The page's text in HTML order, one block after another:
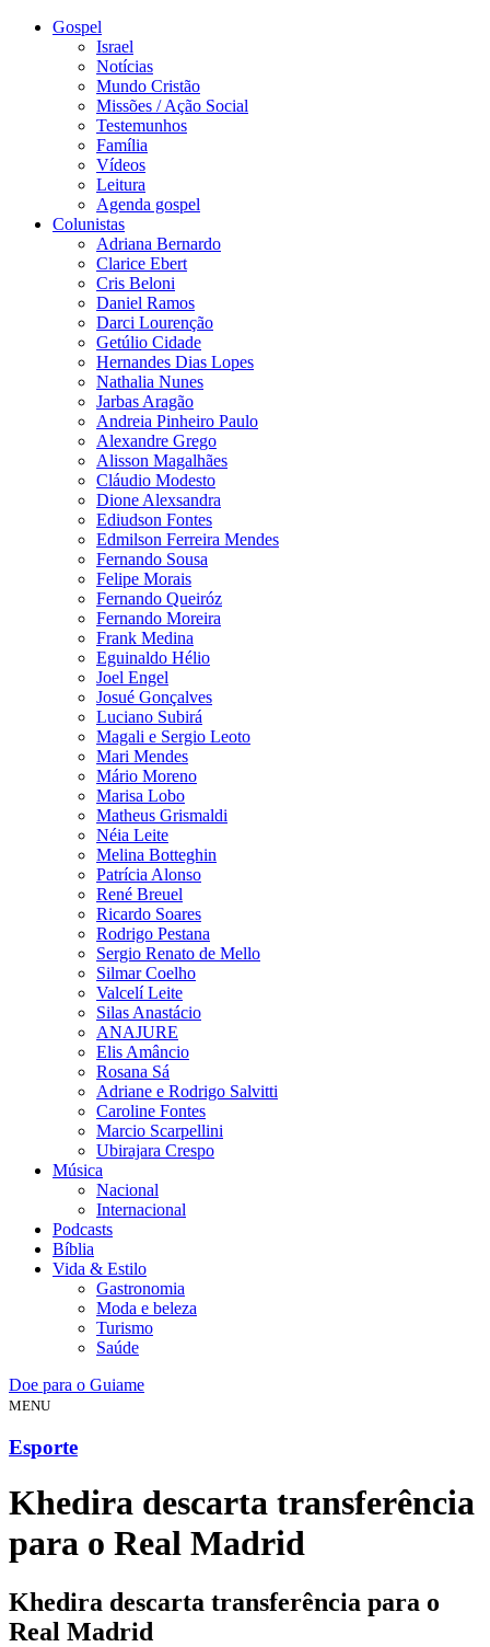
Gospel
Israel
Notícias
Mundo Cristão
Missões / Ação Social
Testemunhos
Família
Vídeos
Leitura
Agenda gospel
Colunistas
Adriana Bernardo
Clarice Ebert
Cris Beloni
Daniel Ramos
Darci Lourenção
Getúlio Cidade
Hernandes Dias Lopes
Nathalia Nunes
Jarbas Aragão
Andreia Pinheiro Paulo
Alexandre Grego
Alisson Magalhães
Cláudio Modesto
Dione Alexsandra
Ediudson Fontes
Edmilson Ferreira Mendes
Fernando Sousa
Felipe Morais
Fernando Queiróz
Fernando Moreira
Frank Medina
Eguinaldo Hélio
Joel Engel
Josué Gonçalves
Luciano Subirá
Magali e Sergio Leoto
Mari Mendes
Mário Moreno
Marisa Lobo
Matheus Grismaldi
Néia Leite
Melina Botteghin
Patrícia Alonso
René Breuel
Ricardo Soares
Rodrigo Pestana
Sergio Renato de Mello
Silmar Coelho
Valcelí Leite
Silas Anastácio
ANAJURE
Elis Amâncio
Rosana Sá
Adriane e Rodrigo Salvitti
Caroline Fontes
Marcio Scarpellini
Ubirajara Crespo
Música
Nacional
Internacional
Podcasts
Bíblia
Vida & Estilo
Gastronomia
Moda e beleza
Turismo
Saúde
Doe para o Guiame
MENU
Esporte
Khedira descarta transferência
para o Real Madrid
Khedira descarta transferência para o
Real Madrid